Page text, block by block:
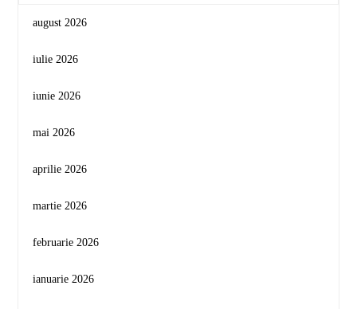
august 2026
iulie 2026
iunie 2026
mai 2026
aprilie 2026
martie 2026
februarie 2026
ianuarie 2026